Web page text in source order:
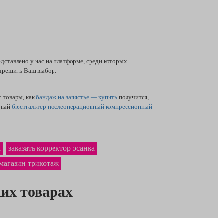
у нас на платформе, среди которых
Ваш выбор.
товары, как бандаж на запястье — купить получится,
бюстгальтер послеоперационный компрессионный
заказать корректор осанка
трикотаж
товарах